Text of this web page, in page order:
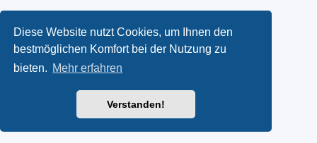
Diese Website nutzt Cookies, um Ihnen den
bestmöglichen Komfort bei der Nutzung zu
bieten. Mehr erfahren
Verstanden!